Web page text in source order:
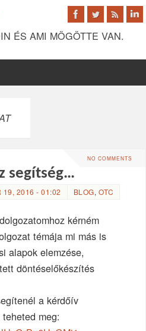
ÉS AMI MÖGÖTTE VAN.
NO COMMENTS
segítség…
19, 2016 - 01:02 BLOG, OTC
kérném
témája mi más is
alapok elemzése,
döntéselőkészítés
a kérdőív
meg: